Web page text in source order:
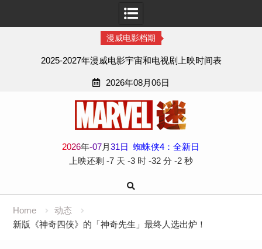
漫威电影档期
2025-2027年漫威电影宇宙和电视剧上映时间表
2026年08月06日
2026年-07月31日
蜘蛛侠4：全新日
上映还剩 -7 天 -3 时 -32 分 -3 秒
Home
动态
新版《神奇四侠》的「神奇先生」最终人选出炉！